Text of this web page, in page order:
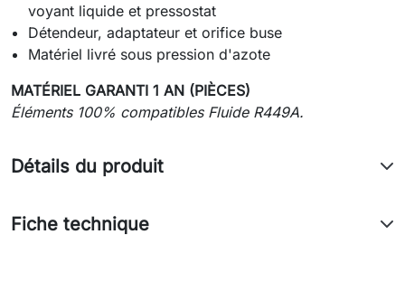
voyant liquide et pressostat
Détendeur, adaptateur et orifice buse
Matériel livré sous pression d'azote
MATÉRIEL GARANTI 1 AN (PIÈCES)
Éléments 100% compatibles Fluide R449A.
Détails du produit
Fiche technique